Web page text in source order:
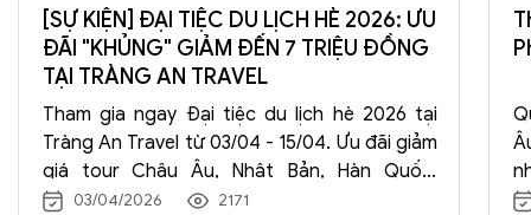
[SỰ KIỆN] ĐẠI TIỆC DU LỊCH HÈ 2026: ƯU
ĐÃI "KHỦNG" GIẢM ĐẾN 7 TRIỆU ĐỒNG
TẠI TRÀNG AN TRAVEL
Tham gia ngay Đại tiệc du lịch hè 2026 tại
Tràng An Travel từ 03/04 - 15/04. Ưu đãi giảm
giá tour Châu Âu, Nhật Bản, Hàn Quốc,
Trung Quốc lên đến 7.000.000đ. Đăng ký
03/04/2026 2171